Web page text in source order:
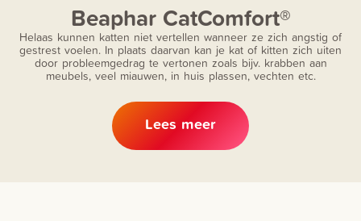
Beaphar CatComfort®
Helaas kunnen katten niet vertellen wanneer ze zich angstig of
gestrest voelen. In plaats daarvan kan je kat of kitten zich uiten
door probleemgedrag te vertonen zoals bijv. krabben aan
meubels, veel miauwen, in huis plassen, vechten etc.
Lees meer